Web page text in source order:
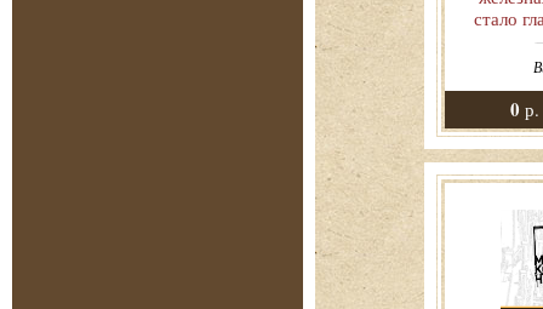
стало
0 р.